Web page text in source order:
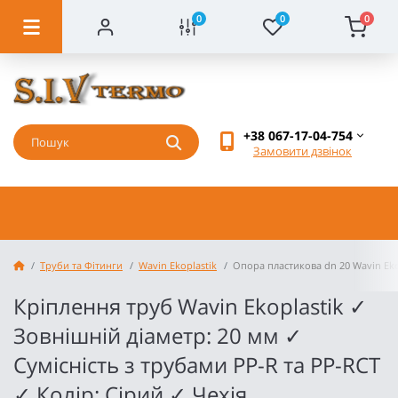
0 0 0
+38 067-17-04-754
Замовити дзвінок
Труби та Фітинги Wavin Ekoplastik Опора пластикова dn 20 Wavin
Кріплення труб Wavin Ekoplastik ✓
Зовнішній діаметр: 20 мм ✓
Сумісність з трубами PP-R та PP-RCT